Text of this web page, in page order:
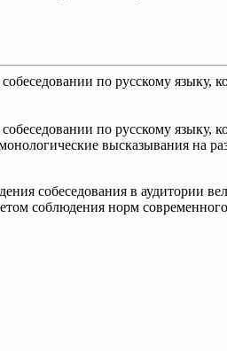
по русскому языку,
по русскому языку,
высказывания на
собеседования в аудитории
соблюдения норм